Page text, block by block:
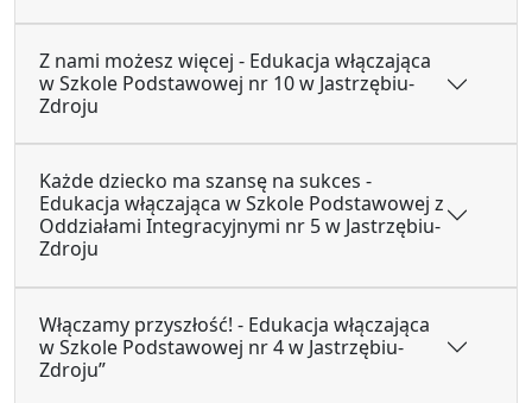
Z nami możesz więcej - Edukacja włączająca
w Szkole Podstawowej nr 10 w Jastrzębiu-
Zdroju
Każde dziecko ma szansę na sukces -
Edukacja włączająca w Szkole Podstawowej z
Oddziałami Integracyjnymi nr 5 w Jastrzębiu-
Zdroju
Włączamy przyszłość! - Edukacja włączająca
w Szkole Podstawowej nr 4 w Jastrzębiu-
Zdroju”